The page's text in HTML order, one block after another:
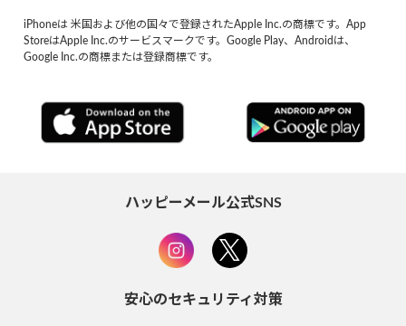
iPhoneは 米国および他の国々で登録されたApple Inc.の商標です。App
StoreはApple Inc.のサービスマークです。Google Play、Androidは、
Google Inc.の商標または登録商標です。
ハッピーメール公式SNS
安心のセキュリティ対策